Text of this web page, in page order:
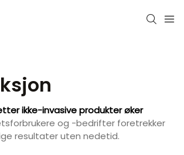
ikke-invasive produkter øker
og -bedrifter foretrekker
resultater uten nedetid.